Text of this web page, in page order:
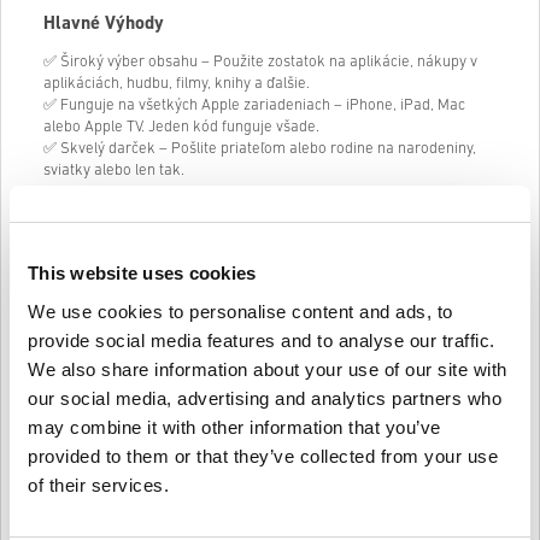
This website uses cookies
We use cookies to personalise content and ads, to
provide social media features and to analyse our traffic.
We also share information about your use of our site with
our social media, advertising and analytics partners who
may combine it with other information that you’ve
provided to them or that they’ve collected from your use
of their services.
Hlavné Výhody
✅ Široký výber obsahu – Použite zostatok na aplikácie, nákupy v
aplikáciách, hudbu, filmy, knihy a ďalšie.
✅ Funguje na všetkých Apple zariadeniach – iPhone, iPad, Mac
alebo Apple TV. Jeden kód funguje všade.
✅ Skvelý darček – Pošlite priateľom alebo rodine na narodeniny,
sviatky alebo len tak.
Prečo ho milujú hráči a tvorcovia
ju používajú na hernú menu, nové hry alebo predplatné ako Apple
Arcade. Tvorcovia si môžu kúpiť prémiové aplikácie na úpravy,
produktivitu či dizajn. Karta, ktorá sa hodí každému životnému
štýlu.
Od streamovania najnovších hitov až po vylepšovanie aplikácií –
Apple iTunes Darčeková Karta 20 USD USA prináša nekonečné
možnosti. Kúpte si ju ešte dnes na livecards.net za najlepšiu cenu.